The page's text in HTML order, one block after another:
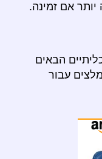
אם זמינה.
הבאים
עבור